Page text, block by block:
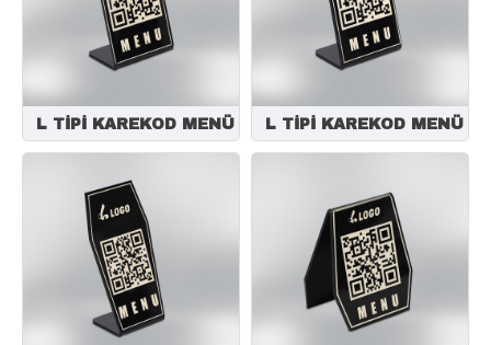
L TİPİ KAREKOD MENÜ L TİPİ KAREKOD MENÜ